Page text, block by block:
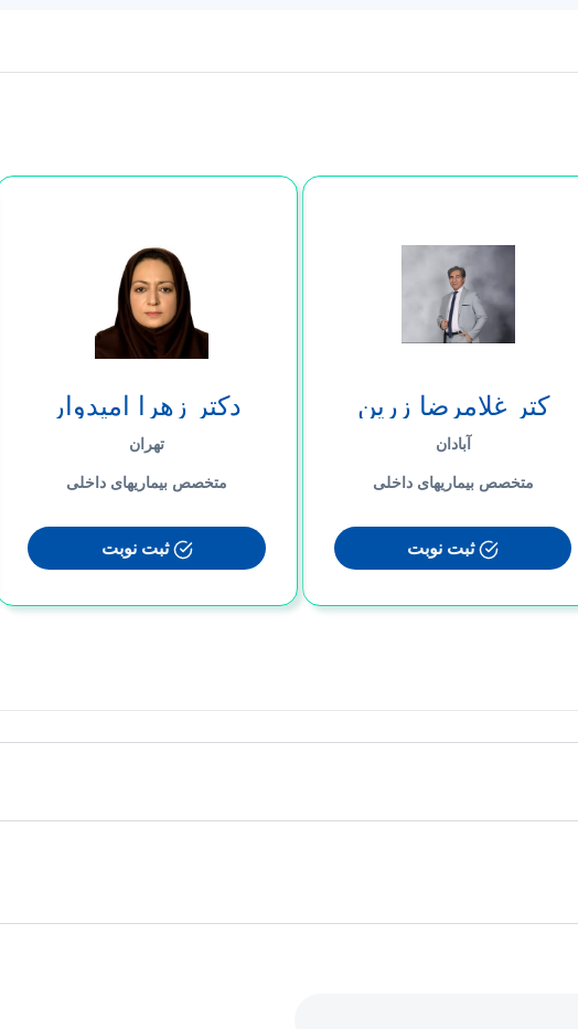
کتر غلامرضا زرین
جوئی
آبادان
متخصص بیماریهای داخلی
ثبت نوبت
دکتر زهرا امیدوار
تهرانی
تهران
متخصص بیماریهای داخلی
ثبت نوبت